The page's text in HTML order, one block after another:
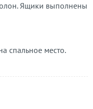
Ящики выполнены
спальное место.